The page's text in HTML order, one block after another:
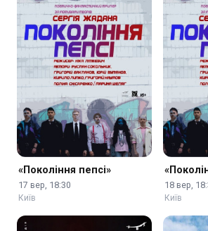
«Покоління пепсі»
17 вер, 18:30
Київ
18 вер,
Київ